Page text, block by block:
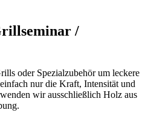
/
oder Spezialzubehör um leckere
nur die Kraft, Intensität und
wir ausschließlich Holz aus